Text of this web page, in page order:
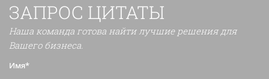
ЗАПРОС ЦИТАТЫ
Наша команда готова найти лучшие решения для
Вашего бизнеса.
Имя*